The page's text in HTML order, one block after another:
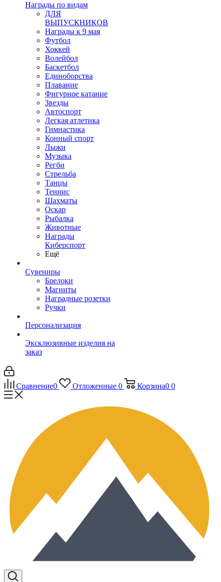
Награды по видам
ДЛЯ
ВЫПУСКНИКОВ
Награды к 9 мая
Футбол
Хоккей
Волейбол
Баскетбол
Единоборства
Плавание
Фигурное катание
Звезды
Автоспорт
Легкая атлетика
Гимнастика
Конный спорт
Лыжи
Музыка
Регби
Стрельба
Танцы
Теннис
Шахматы
Оскар
Рыбалка
Животные
Награды
Киберспорт
Ещё
Сувениры
Брелоки
Магниты
Наградные розетки
Ручки
Персонализация
Эксклюзивные изделия на
заказ
Сравнение0 Отложенные 0 Корзина0 0